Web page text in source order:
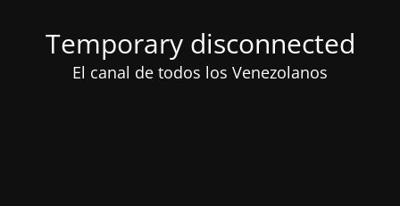
Temporary disconnected
El canal de todos los Venezolanos